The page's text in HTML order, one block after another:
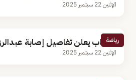
الإثنين 22 سبتمبر 2025
رياضة
الشباب يعلن تفاصيل إصابة
الإثنين 22 سبتمبر 2025